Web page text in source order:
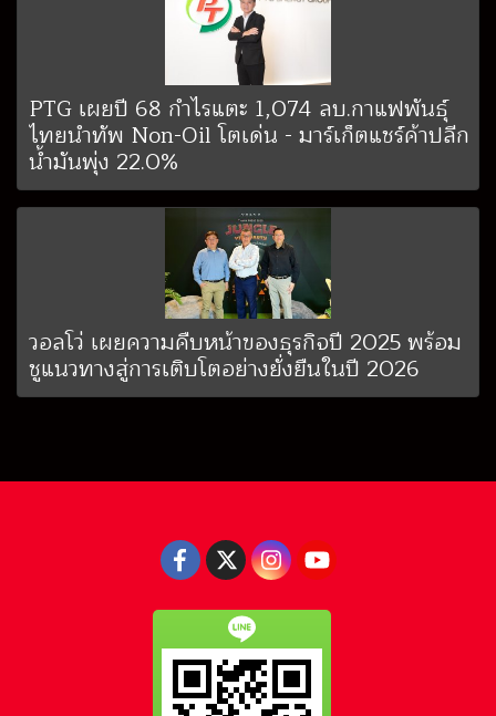
PTG เผยปี 68 กำไรแตะ 1,074 ลบ.กาแฟพันธุ์
ไทยนำทัพ Non-Oil โตเด่น - มาร์เก็ตแชร์ค้าปลีก
น้ำมันพุ่ง 22.0%
วอลโว่ เผยความคืบหน้าของธุรกิจปี 2025 พร้อม
ชูแนวทางสู่การเติบโตอย่างยั่งยืนในปี 2026